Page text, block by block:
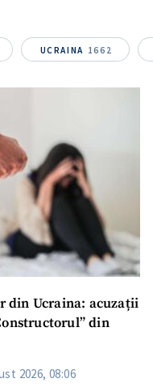
UCRAINA 1662
din Ucraina: acuzații
din
2026, 08:06